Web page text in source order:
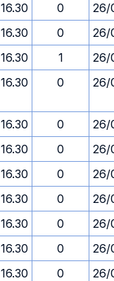
16.30 0
26/
16.30 0
26/
16.30 1
26/
16.30 0 26/
16.30 0
26/
16.30 0
26/
16.30 0
26/
16.30 0
26/
16.30 0
26/
16.30 0
26/
16.30 0
26/